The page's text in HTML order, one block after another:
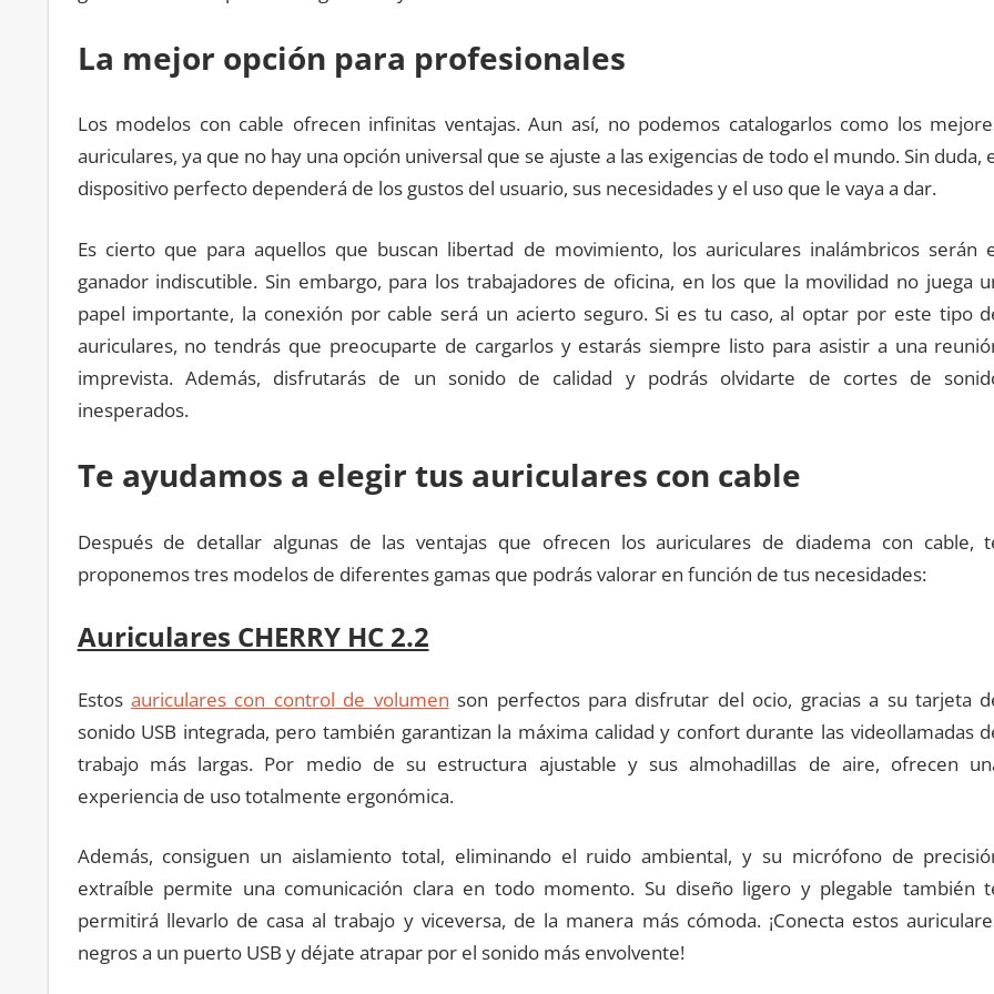
La mejor opción para profesionales
Los modelos con cable ofrecen infinitas ventajas. Aun así, no podemos catalogarlos como los
auriculares, ya que no hay una opción universal que se ajuste a las exigencias de todo el mundo. Sin duda,
dispositivo perfecto dependerá de los gustos del usuario, sus necesidades y el uso que le vaya a dar.
Es cierto que para aquellos que buscan libertad de movimiento, los auriculares inalámbricos serán
ganador indiscutible. Sin embargo, para los trabajadores de oficina, en los que la movilidad no juega
papel importante, la conexión por cable será un acierto seguro. Si es tu caso, al optar por este tipo
auriculares, no tendrás que preocuparte de cargarlos y estarás siempre listo para asistir a una
imprevista. Además, disfrutarás de un sonido de calidad y podrás olvidarte de cortes de
inesperados.
Te ayudamos a elegir tus auriculares con cable
Después de detallar algunas de las ventajas que ofrecen los auriculares de diadema con cable,
proponemos tres modelos de diferentes gamas que podrás valorar en función de tus necesidades:
Auriculares CHERRY HC 2.2
Estos auriculares con control de volumen son perfectos para disfrutar del ocio, gracias a su tarjeta
sonido USB integrada, pero también garantizan la máxima calidad y confort durante las videollamadas
trabajo más largas. Por medio de su estructura ajustable y sus almohadillas de aire, ofrecen
experiencia de uso totalmente ergonómica.
Además, consiguen un aislamiento total, eliminando el ruido ambiental, y su micrófono de
extraíble permite una comunicación clara en todo momento. Su diseño ligero y plegable también
permitirá llevarlo de casa al trabajo y viceversa, de la manera más cómoda. ¡Conecta estos
negros a un puerto USB y déjate atrapar por el sonido más envolvente!